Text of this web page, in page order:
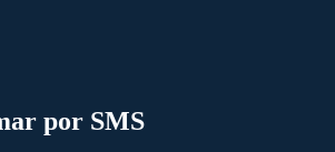
por SMS